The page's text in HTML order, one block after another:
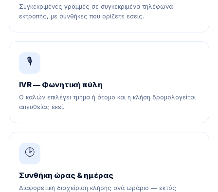
Συγκεκριμένες γραμμές σε συγκεκριμένα τηλέφωνα
εκτροπής, με συνθήκες που ορίζετε εσείς.
🎙
IVR — Φωνητική πύλη
Ο καλών επιλέγει τμήμα ή άτομο και η κλήση δρομολογείται
απευθείας εκεί.
🕑
Συνθήκη ώρας & ημέρας
Διαφορετική διαχείριση κλήσης ανά ωράριο — εκτός